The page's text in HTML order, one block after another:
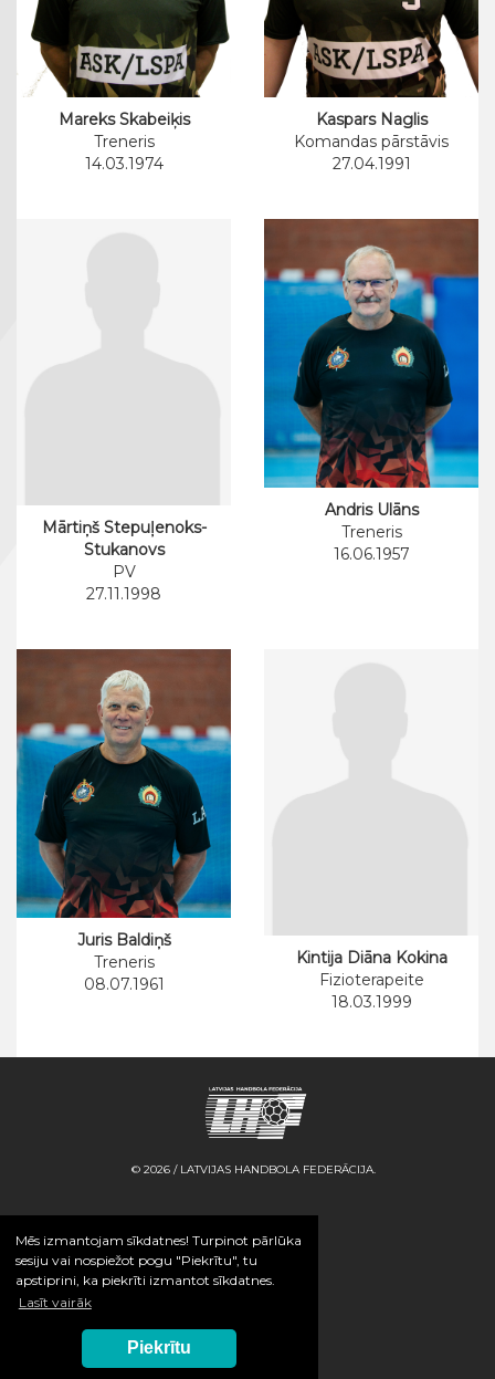
Mēs izmantojam sīkdatnes! Turpinot pārlūka
sesiju vai nospiežot pogu "Piekrītu", tu
apstiprini, ka piekrīti izmantot sīkdatnes.
Lasīt vairāk
Piekrītu
Mareks Skabeiķis
Treneris
14.03.1974
Kaspars Naglis
Komandas pārstāvis
27.04.1991
Mārtiņš Stepuļenoks-
Stukanovs
PV
27.11.1998
Andris Ulāns
Treneris
16.06.1957
Juris Baldiņš
Treneris
08.07.1961
Kintija Diāna Kokina
Fizioterapeite
18.03.1999
© 2026 / LATVIJAS HANDBOLA FEDERĀCIJA.